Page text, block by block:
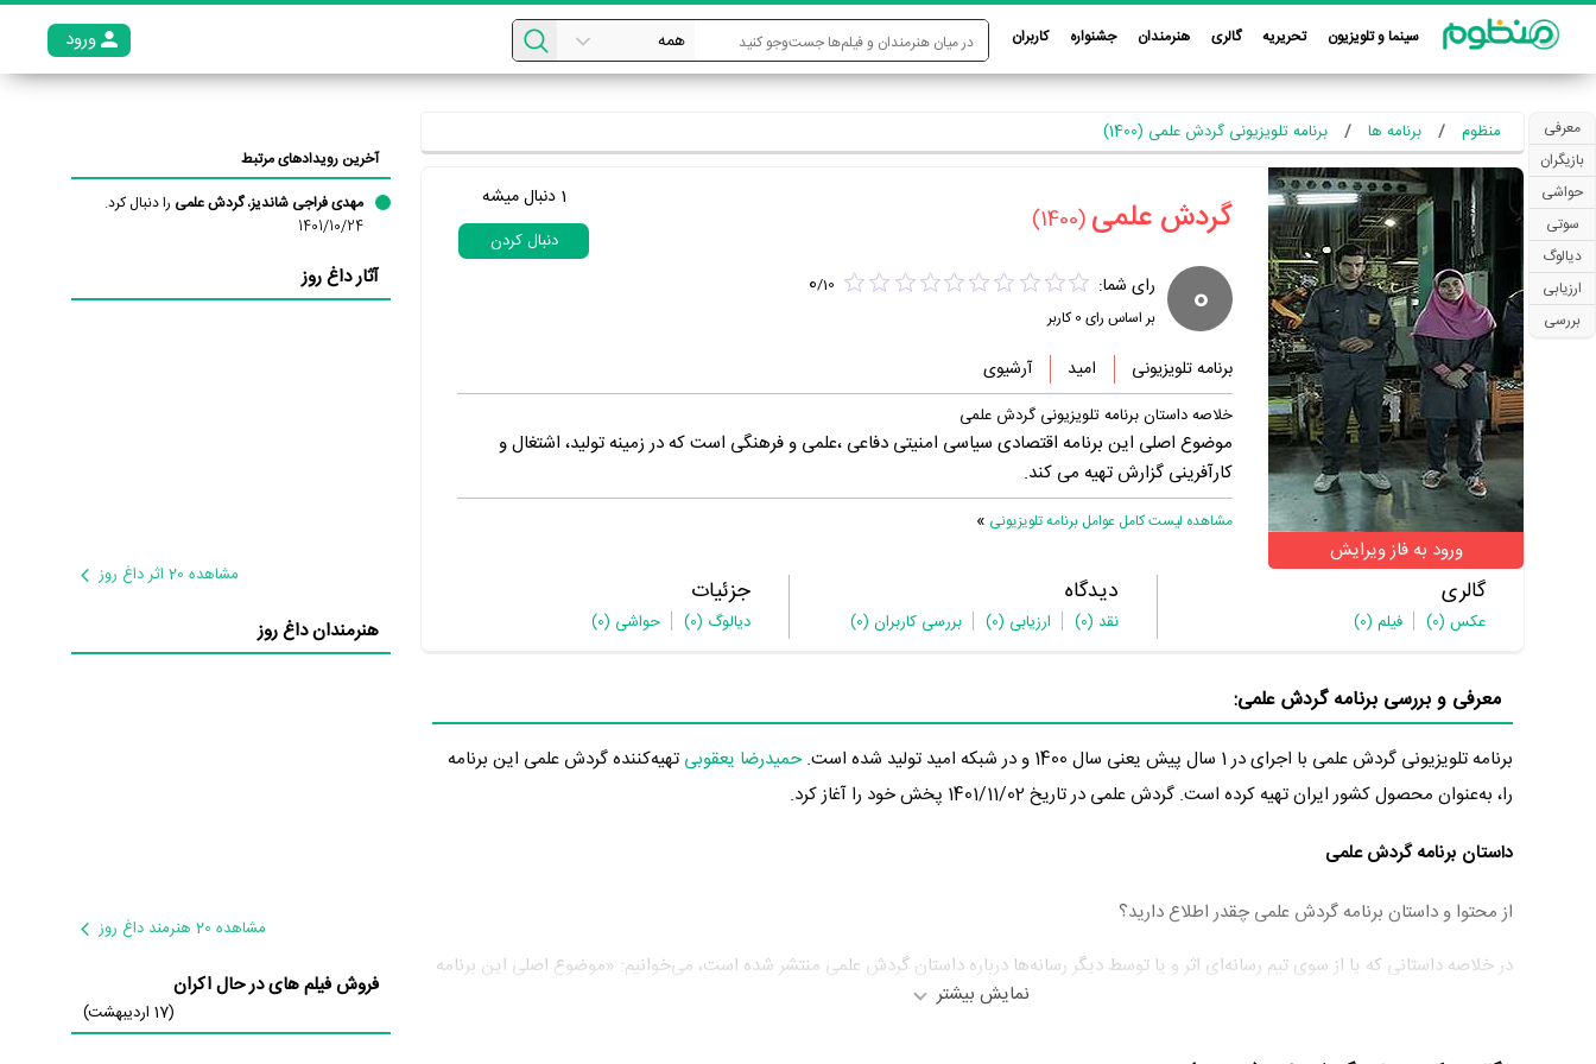
سینما و تلویزیون تحریریه گالری هنرمندان جشنواره کاربران ورود
معرفی
بازیگران
حواشی
سوتی
دیالوگ
ارزیابی
بررسی
منظوم برنامه ها برنامه تلویزیونی گردش علمی (1400)
ورود به فاز ویرایش
‏گردش علمی‏ (1400)
1 دنبال میشه
دنبال کردن
0 رای شما: 0/10
بر اساس رای 0کاربر
برنامه تلویزیونی امید آرشیوی
خلاصه داستان برنامه تلویزیونی گردش علمی
موضوع اصلی این برنامه اقتصادی سیاسی امنیتی دفاعی ،علمی و فرهنگی است که در زمینه تولید، اشتغال و
کارآفرینی گزارش تهیه می کند.
مشاهده لیست کامل عوامل برنامه تلویزیونی »
گالری
عکس (0) فیلم (0)
دیدگاه
نقد (0) ارزیابی (0) بررسی کاربران (0)
جزئیات
دیالوگ (0) حواشی (0)
معرفی و بررسی برنامه گردش علمی:
برنامه تلویزیونی گردش علمی با اجرای در 1 سال پیش یعنی سال 1400 و در شبکه امید تولید شده است. حمیدرضا یعقوبی تهیه‌کننده گردش علمی این برنامه
را، به‌عنوان محصول کشور ایران تهیه کرده است. گردش علمی در تاریخ 1401/11/02 پخش خود را آغاز کرد.
داستان برنامه گردش علمی
از محتوا و داستان برنامه گردش علمی چقدر اطلاع دارید؟
در خلاصه داستانی که یا از سوی تیم رسانه‌ای اثر و یا توسط دیگر رسانه‌ها درباره داستان گردش علمی منتشر شده است، می‌خوانیم: «موضوع اصلی این برنامه
اقتصادی سیاسی امنیتی دفاعی ،علمی و فرهنگی است که در زمینه تولید، اشتغال و کارآفرینی گزارش تهیه می کند.»
نمایش بیشتر
آخرین رویدادهای مرتبط
مهدی فراجی شاندیز،گردش علمی را دنبال کرد.
1401/10/24
آثار داغ روز
مشاهده 20 اثر داغ روز
هنرمندان داغ روز
مشاهده 20 هنرمند داغ روز
فروش فیلم های در حال اکران
(17 اردیبهشت)